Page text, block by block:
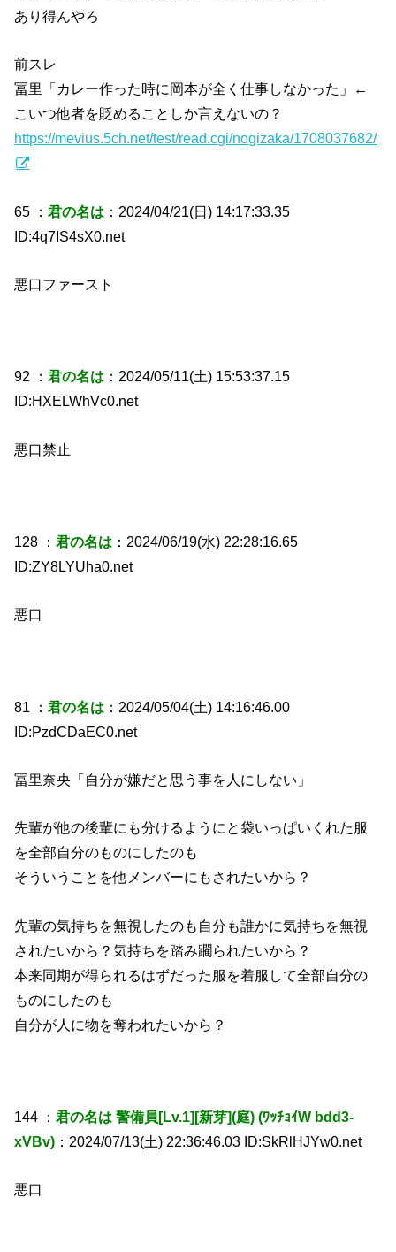
あり得んやろ
前スレ
冨里「カレー作った時に岡本が全く仕事しなかった」←
こいつ他者を貶めることしか言えないの？
https://mevius.5ch.net/test/read.cgi/nogizaka/1708037682/
65 ：君の名は ：2024/04/21(日) 14:17:33.35
ID:4q7IS4sX0.net
悪口ファースト
92 ：君の名は ：2024/05/11(土) 15:53:37.15
ID:HXELWhVc0.net
悪口禁止
128 ：君の名は ：2024/06/19(水) 22:28:16.65
ID:ZY8LYUha0.net
悪口
81 ：君の名は ：2024/05/04(土) 14:16:46.00
ID:PzdCDaEC0.net
冨里奈央「自分が嫌だと思う事を人にしない」
先輩が他の後輩にも分けるようにと袋いっぱいくれた服
を全部自分のものにしたのも
そういうことを他メンバーにもされたいから？
先輩の気持ちを無視したのも自分も誰かに気持ちを無視
されたいから？気持ちを踏み躙られたいから？
本来同期が得られるはずだった服を着服して全部自分の
ものにしたのも
自分が人に物を奪われたいから？
144 ：君の名は 警備員[Lv.1][新芽](庭) (ﾜｯﾁｮｲW bdd3-
xVBv) ：2024/07/13(土) 22:36:46.03 ID:SkRlHJYw0.net
悪口